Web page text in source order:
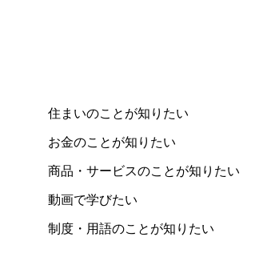
住まいのことが知りたい
お金のことが知りたい
商品・サービスのことが知りたい
動画で学びたい
制度・用語のことが知りたい